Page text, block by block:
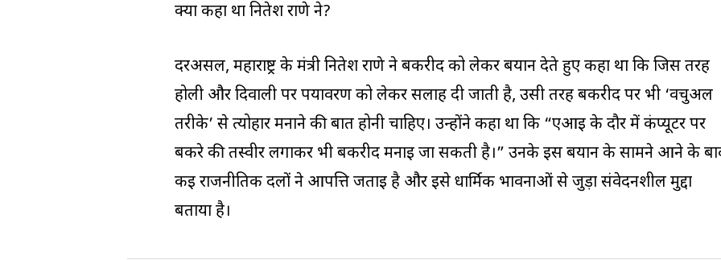
क्या कहा था नितेश राणे ने?
दरअसल, महाराष्ट्र के मंत्री नितेश राणे ने बकरीद को लेकर बयान देते हुए कहा था कि जिस तरह
होली और दिवाली पर पर्यावरण को लेकर सलाह दी जाती है, उसी तरह बकरीद पर भी ‘वर्चुअल
तरीके’ से त्योहार मनाने की बात होनी चाहिए। उन्होंने कहा था कि “एआई के दौर में कंप्यूटर पर
बकरे की तस्वीर लगाकर भी बकरीद मनाई जा सकती है।” उनके इस बयान के सामने आने के
कई राजनीतिक दलों ने आपत्ति जताई है और इसे धार्मिक भावनाओं से जुड़ा संवेदनशील मुद्दा
बताया है।